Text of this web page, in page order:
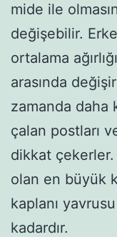
mide ile
değişebilir.
ortalama
arasında
zamanda daha
çalan postları
dikkat çekerler.
olan en büyük
kaplanı
kadardır.